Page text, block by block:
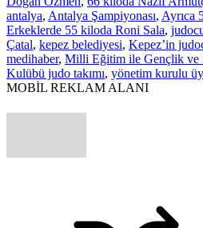
antalya, Antalya Şampiyonası, Ayrıca
Erkeklerde 55 kiloda Roni Sala,
Çatal, kepez belediyesi, Kepez’in
medihaber, Milli Eğitim ile Gençlik ve
Kulübü judo takımı, yönetim kurulu
MOBİL REKLAM ALANI